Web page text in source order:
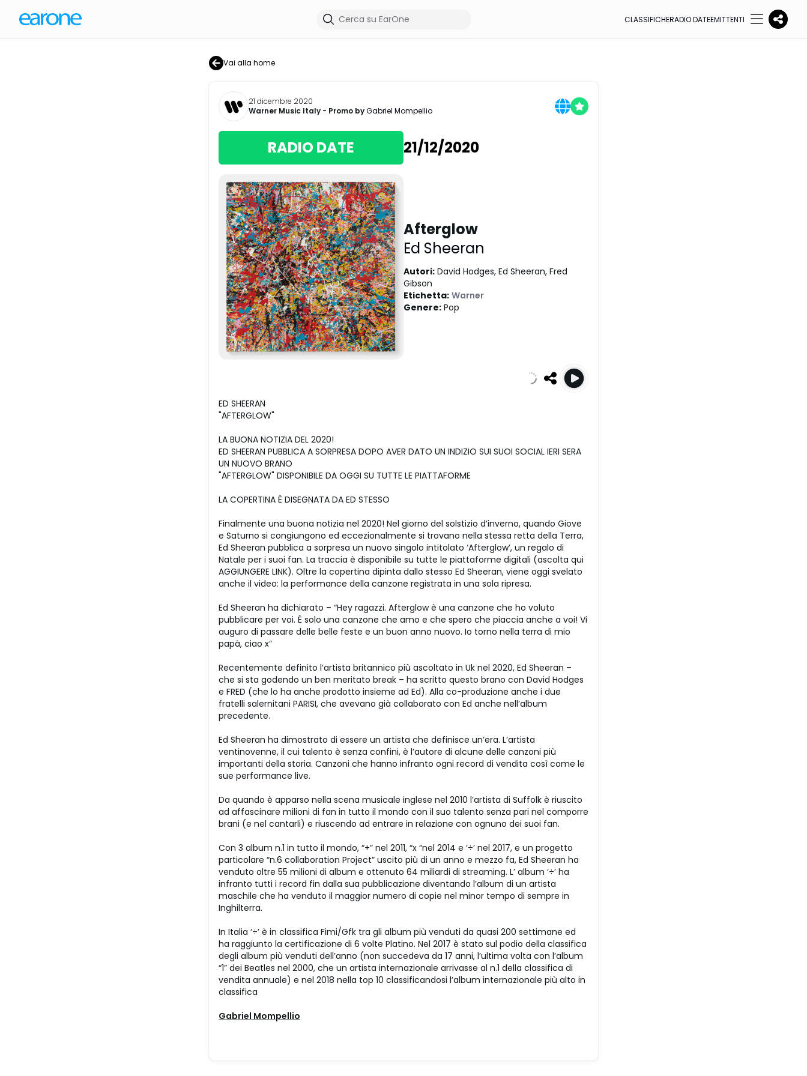
CLASSIFICHERADIO DATEEMITTENTI
Vai alla home
21 dicembre 2020
Warner Music Italy - Promo byGabriel Mompellio
RADIO DATE 21/12/2020
Afterglow
Ed Sheeran
Autori: David Hodges, Ed Sheeran, Fred
Gibson
Etichetta: Warner
Genere: Pop
ED SHEERAN
"AFTERGLOW"
LA BUONA NOTIZIA DEL 2020!
ED SHEERAN PUBBLICA A SORPRESA DOPO AVER DATO UN INDIZIO SUI SUOI SOCIAL IERI SERA
UN NUOVO BRANO
"AFTERGLOW" DISPONIBILE DA OGGI SU TUTTE LE PIATTAFORME
LA COPERTINA È DISEGNATA DA ED STESSO
Finalmente una buona notizia nel 2020! Nel giorno del solstizio d’inverno, quando Giove
e Saturno si congiungono ed eccezionalmente si trovano nella stessa retta della Terra,
Ed Sheeran pubblica a sorpresa un nuovo singolo intitolato ‘Afterglow’, un regalo di
Natale per i suoi fan. La traccia è disponibile su tutte le piattaforme digitali (ascolta qui
AGGIUNGERE LINK). Oltre la copertina dipinta dallo stesso Ed Sheeran, viene oggi svelato
anche il video: la performance della canzone registrata in una sola ripresa.
Ed Sheeran ha dichiarato – “Hey ragazzi. Afterglow è una canzone che ho voluto
pubblicare per voi. È solo una canzone che amo e che spero che piaccia anche a voi! Vi
auguro di passare delle belle feste e un buon anno nuovo. Io torno nella terra di mio
papà, ciao x”
Recentemente definito l’artista britannico più ascoltato in Uk nel 2020, Ed Sheeran –
che si sta godendo un ben meritato break – ha scritto questo brano con David Hodges
e FRED (che lo ha anche prodotto insieme ad Ed). Alla co-produzione anche i due
fratelli salernitani PARISI, che avevano già collaborato con Ed anche nell’album
precedente.
Ed Sheeran ha dimostrato di essere un artista che definisce un’era. L’artista
ventinovenne, il cui talento è senza confini, è l’autore di alcune delle canzoni più
importanti della storia. Canzoni che hanno infranto ogni record di vendita così come le
sue performance live.
Da quando è apparso nella scena musicale inglese nel 2010 l’artista di Suffolk è riuscito
ad affascinare milioni di fan in tutto il mondo con il suo talento senza pari nel comporre
brani (e nel cantarli) e riuscendo ad entrare in relazione con ognuno dei suoi fan.
Con 3 album n.1 in tutto il mondo, “+” nel 2011, “x “nel 2014 e ‘÷’ nel 2017, e un progetto
particolare “n.6 collaboration Project” uscito più di un anno e mezzo fa, Ed Sheeran ha
venduto oltre 55 milioni di album e ottenuto 64 miliardi di streaming. L’ album ‘÷’ ha
infranto tutti i record fin dalla sua pubblicazione diventando l’album di un artista
maschile che ha venduto il maggior numero di copie nel minor tempo di sempre in
Inghilterra.
In Italia ‘÷’ è in classifica Fimi/Gfk tra gli album più venduti da quasi 200 settimane ed
ha raggiunto la certificazione di 6 volte Platino. Nel 2017 è stato sul podio della classifica
degli album più venduti dell’anno (non succedeva da 17 anni, l’ultima volta con l’album
“1” dei Beatles nel 2000, che un artista internazionale arrivasse al n.1 della classifica di
vendita annuale) e nel 2018 nella top 10 classificandosi l’album internazionale più alto in
classifica
Gabriel Mompellio